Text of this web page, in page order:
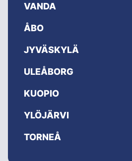
VANDA
ÅBO
JYVÄSKYLÄ
ULEÅBORG
KUOPIO
YLÖJÄRVI
TORNEÅ